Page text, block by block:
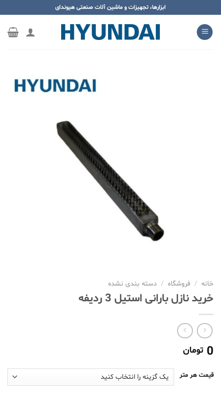
محتوا
بروید
ابزارها، تجهیزات و ماشین آلات صنعتی هیوندای
خانه / فروشگاه / دسته بندی نشده
خرید نازل بارانی استیل 3 ردیفه
0 تومان
قیمت هر متر